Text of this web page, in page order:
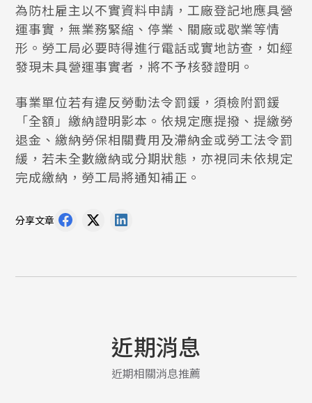
為防杜雇主以不實資料申請，工廠登記地應具營
運事實，無業務緊縮、停業、關廠或歇業等情
形。勞工局必要時得進行電話或實地訪查，如經
發現未具營運事實者，將不予核發證明。
事業單位若有違反勞動法令罰鍰，須檢附罰鍰
「全額」繳納證明影本。依規定應提撥、提繳勞
退金、繳納勞保相關費用及滯納金或勞工法令罰
緩，若未全數繳納或分期狀態，亦視同未依規定
完成繳納，勞工局將通知補正。
分享文章
近期消息
近期相關消息推薦